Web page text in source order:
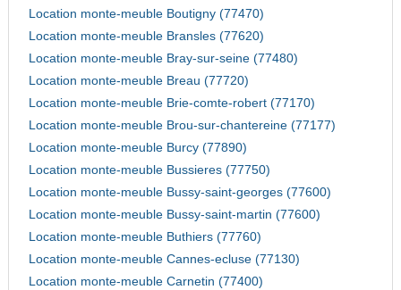
Location monte-meuble Boutigny (77470)
Location monte-meuble Bransles (77620)
Location monte-meuble Bray-sur-seine (77480)
Location monte-meuble Breau (77720)
Location monte-meuble Brie-comte-robert (77170)
Location monte-meuble Brou-sur-chantereine (77177)
Location monte-meuble Burcy (77890)
Location monte-meuble Bussieres (77750)
Location monte-meuble Bussy-saint-georges (77600)
Location monte-meuble Bussy-saint-martin (77600)
Location monte-meuble Buthiers (77760)
Location monte-meuble Cannes-ecluse (77130)
Location monte-meuble Carnetin (77400)